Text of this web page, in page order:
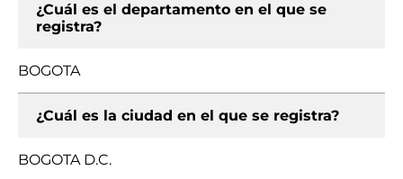
¿Cuál es el departamento en el que se
registra?
BOGOTA
¿Cuál es la ciudad en el que se registra?
BOGOTA D.C.